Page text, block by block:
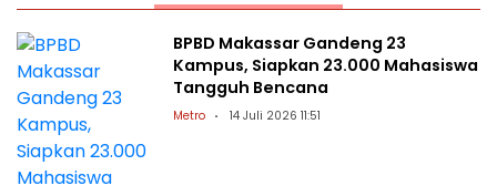
BPBD Makassar Gandeng 23
Kampus, Siapkan 23.000 Mahasiswa
Tangguh Bencana
Metro 14 Juli 2026 11:51